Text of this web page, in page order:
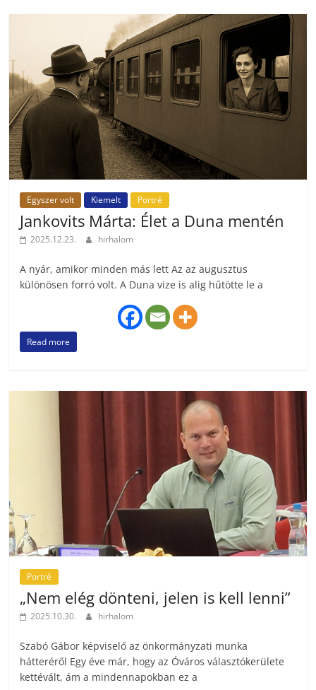
Egyszer volt Kiemelt Portré
Jankovits Márta: Élet a Duna mentén
2025.12.23. hirhalom
A nyár, amikor minden más lett Az az augusztus
különösen forró volt. A Duna vize is alig hűtötte le a
Read more
Portré
„Nem elég dönteni, jelen is kell lenni”
2025.10.30. hirhalom
Szabó Gábor képviselő az önkormányzati munka
hátteréről Egy éve már, hogy az Óváros választókerülete
kettévált, ám a mindennapokban ez a